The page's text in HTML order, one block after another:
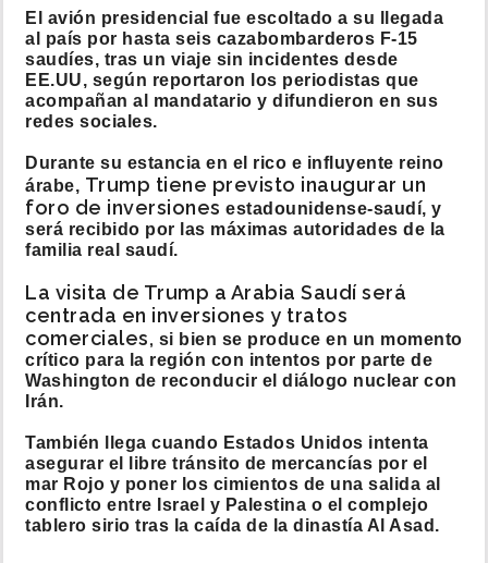
El avión presidencial fue escoltado a su llegada
al país por hasta seis cazabombarderos F-15
saudíes, tras un viaje sin incidentes desde
EE.UU, según reportaron los periodistas que
acompañan al mandatario y difundieron en sus
redes sociales.
Durante su estancia en el rico e influyente reino
árabe, Trump tiene previsto inaugurar un
foro de inversiones estadounidense-saudí, y
será recibido por las máximas autoridades de la
familia real saudí.
La visita de Trump a Arabia Saudí será
centrada en inversiones y tratos
comerciales, si bien se produce en un momento
crítico para la región con intentos por parte de
Washington de reconducir el diálogo nuclear con
Irán.
También llega cuando Estados Unidos intenta
asegurar el libre tránsito de mercancías por el
mar Rojo y poner los cimientos de una salida al
conflicto entre Israel y Palestina o el complejo
tablero sirio tras la caída de la dinastía Al Asad.